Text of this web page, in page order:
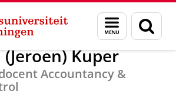
Menu
en
zoeken
ing. R.G.J. (Jeroen) Kuper
(Jeroen) Kuper
Accountancy &